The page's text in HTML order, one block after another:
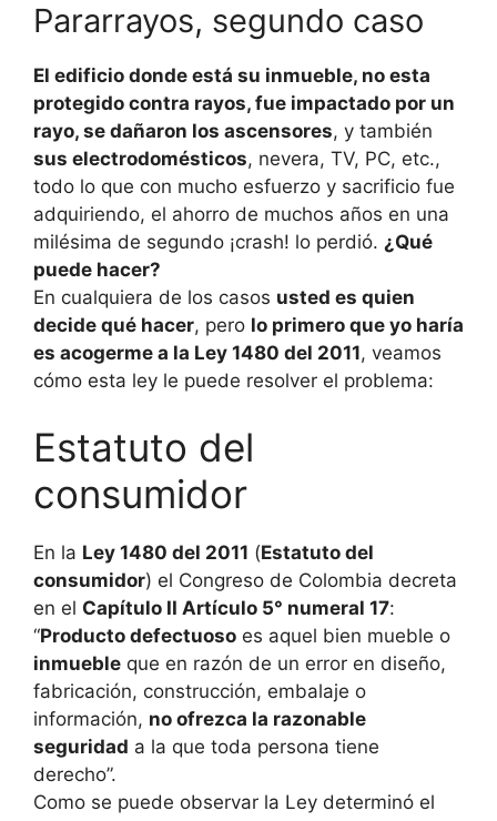
Pararrayos, segundo caso
El edificio donde está su inmueble, no esta
protegido contra rayos, fue impactado por un
rayo, se dañaron los ascensores, y también
sus electrodomésticos, nevera, TV, PC, etc.,
todo lo que con mucho esfuerzo y sacrificio fue
adquiriendo, el ahorro de muchos años en una
milésima de segundo ¡crash! lo perdió. ¿Qué
puede hacer?
En cualquiera de los casos usted es quien
decide qué hacer, pero lo primero que yo haría
es acogerme a la Ley 1480 del 2011, veamos
cómo esta ley le puede resolver el problema:
Estatuto del
consumidor
En la Ley 1480 del 2011 (Estatuto del
consumidor) el Congreso de Colombia decreta
en el Capítulo II Artículo 5° numeral 17:
“Producto defectuoso es aquel bien mueble o
inmueble que en razón de un error en diseño,
fabricación, construcción, embalaje o
información, no ofrezca la razonable
seguridad a la que toda persona tiene
derecho”.
Como se puede observar la Ley determinó el